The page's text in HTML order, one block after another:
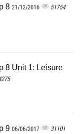
8 21/12/2016 51754
8 Unit 1: Leisure
9 06/06/2017 31101